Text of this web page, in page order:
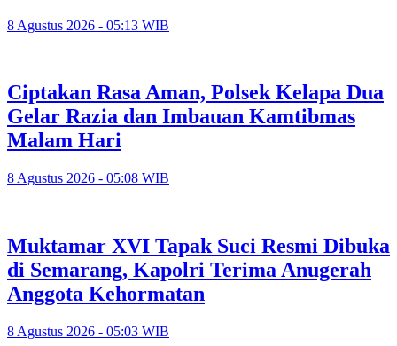
8 Agustus 2026 - 05:13 WIB
Ciptakan Rasa Aman, Polsek Kelapa Dua
Gelar Razia dan Imbauan Kamtibmas
Malam Hari
8 Agustus 2026 - 05:08 WIB
Muktamar XVI Tapak Suci Resmi Dibuka
di Semarang, Kapolri Terima Anugerah
Anggota Kehormatan
8 Agustus 2026 - 05:03 WIB